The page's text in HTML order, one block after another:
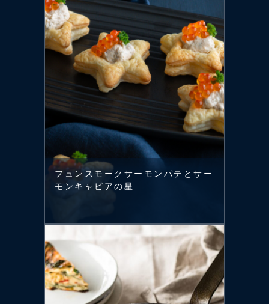
フュンスモークサーモンパテとサー
モンキャビアの星